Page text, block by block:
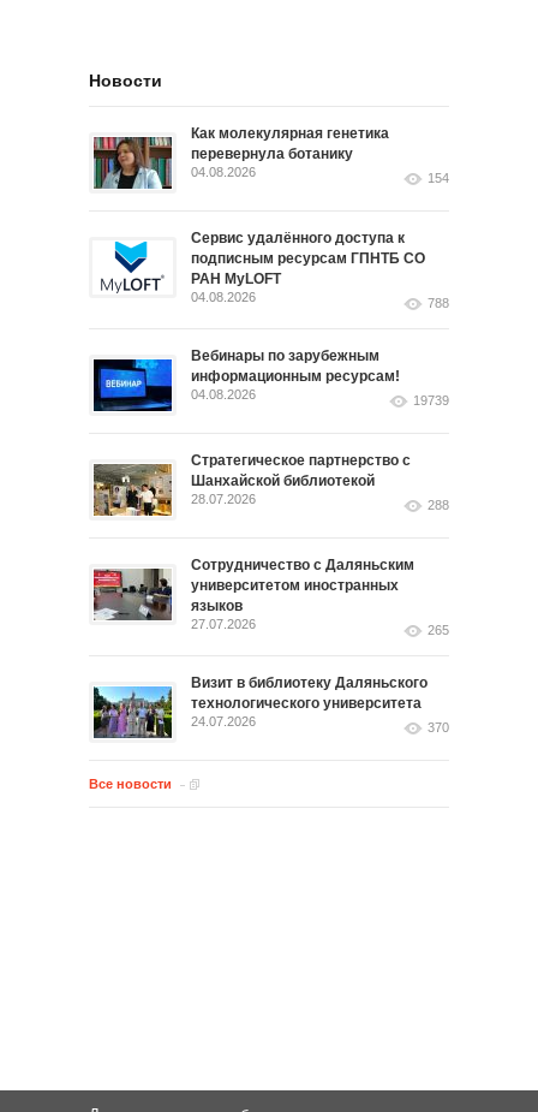
Новости
Как молекулярная генетика
перевернула ботанику
04.08.2026 154
Сервис удалённого доступа к
подписным ресурсам ГПНТБ СО
РАН MyLOFT
04.08.2026 788
Вебинары по зарубежным
информационным ресурсам!
04.08.2026 19739
Стратегическое партнерство с
Шанхайской библиотекой
28.07.2026 288
Сотрудничество с Даляньским
университетом иностранных
языков
27.07.2026 265
Визит в библиотеку Даляньского
технологического университета
24.07.2026 370
Все новости